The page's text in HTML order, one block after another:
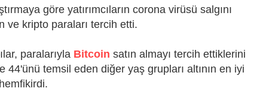
göre yatırımcıların corona virüsü salgını
ve kripto paraları tercih etti.
paralarıyla Bitcoin satın almayı tercih ettiklerini
44'ünü temsil eden diğer yaş grupları altının en iyi